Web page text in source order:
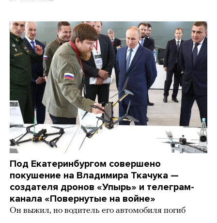
Под Екатеринбургом совершено
покушение на Владимира Ткачука —
создателя дронов «Упырь» и телеграм-
канала «Повернутые на войне»
Он выжил, но водитель его автомобиля погиб